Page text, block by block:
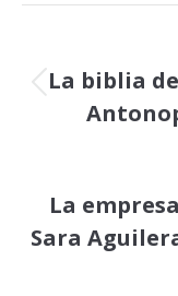
entre
La biblia
La
Sara